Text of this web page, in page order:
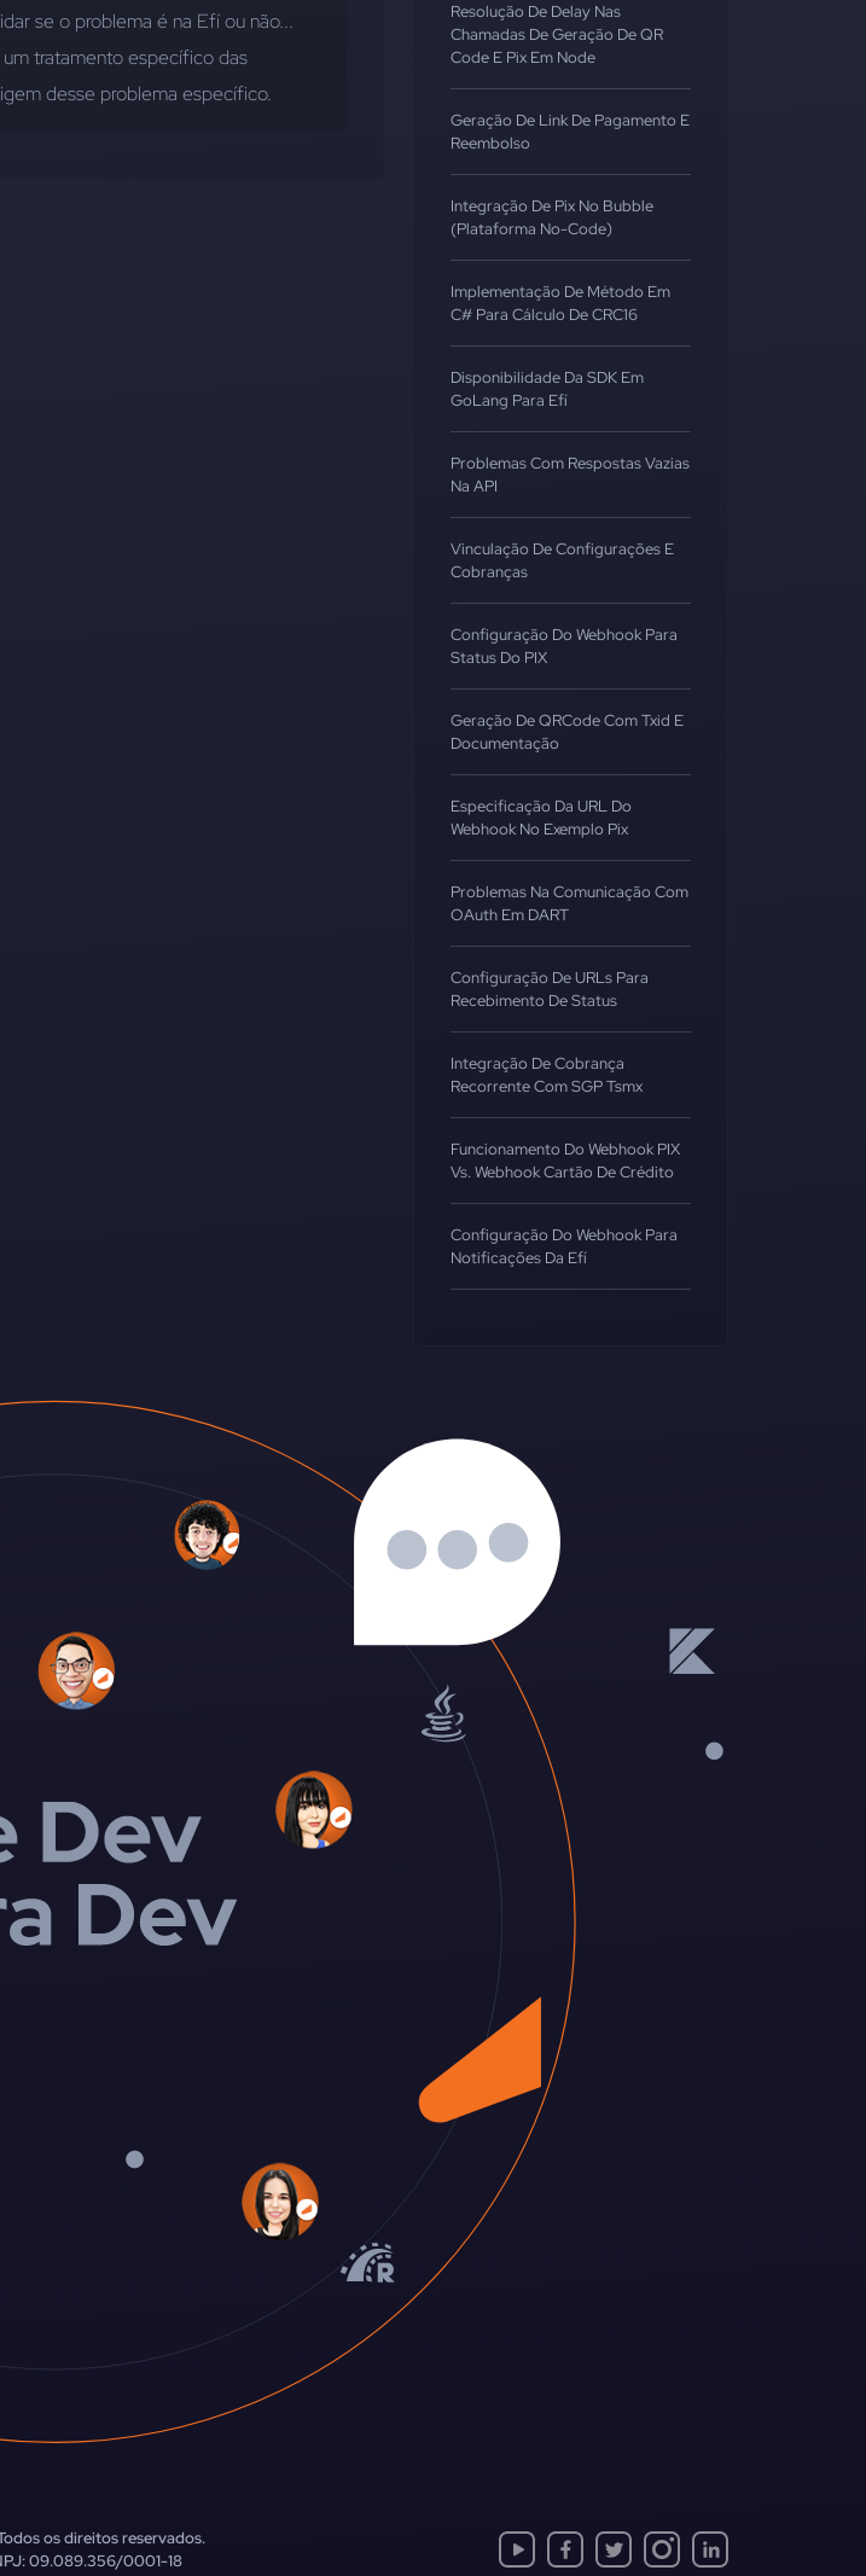
se o problema é na Efí ou não...
tratamento específico das
desse problema específico.
Resolução De Delay Nas
Chamadas De Geração De QR
Code E Pix Em Node
Geração De Link De Pagamento E
Reembolso
Integração De Pix No Bubble
(Plataforma No-Code)
Implementação De Método Em
C# Para Cálculo De CRC16
Disponibilidade Da SDK Em
GoLang Para Efí
Problemas Com Respostas Vazias
Na API
Vinculação De Configurações E
Cobranças
Configuração Do Webhook Para
Status Do PIX
Geração De QRCode Com Txid E
Documentação
Especificação Da URL Do
Webhook No Exemplo Pix
Problemas Na Comunicação Com
OAuth Em DART
Configuração De URLs Para
Recebimento De Status
Integração De Cobrança
Recorrente Com SGP Tsmx
Funcionamento Do Webhook PIX
Vs. Webhook Cartão De Crédito
Configuração Do Webhook Para
Notificações Da Efí
os direitos reservados.
09.089.356/0001-18